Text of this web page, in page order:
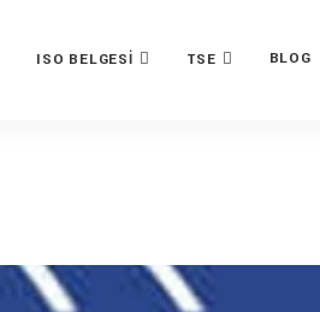
ISO BELGESI TSE BLOG